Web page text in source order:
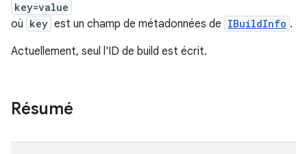
key=value
où key est un champ de métadonnées de IBuildInfo .
Actuellement, seul l'ID de build est écrit.
Résumé